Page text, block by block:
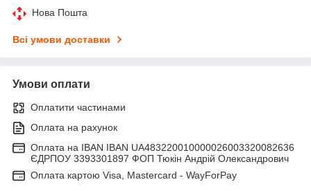
Нова Пошта
Всі умови доставки
Умови оплати
Оплатити частинами
Оплата на рахунок
Оплата на IBAN IBAN UA483220010000026003320082636
ЄДРПОУ 3393301897 ФОП Тюкін Андрій Олександрович
Оплата картою Visa, Mastercard - WayForPay